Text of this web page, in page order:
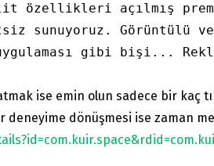
özellikleri açılmış
sunuyoruz. Görüntülü
gibi bişi...
ise emin olun sadece bir kaç
dönüşmesi ise zaman